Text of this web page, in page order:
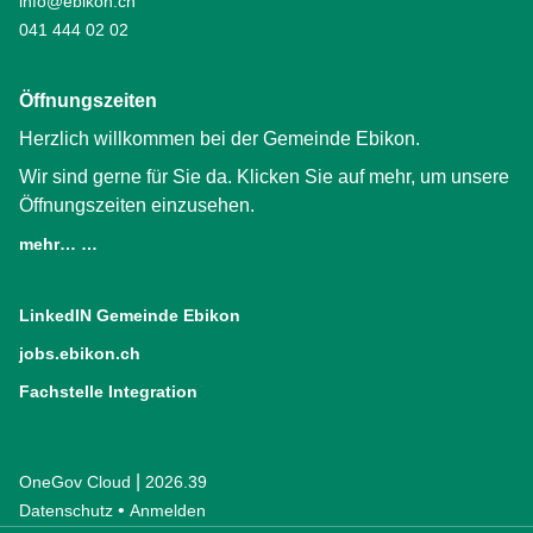
041 444 02 02
Öffnungszeiten
Herzlich willkommen bei der Gemeinde Ebikon.
Wir sind gerne für Sie da. Klicken Sie auf mehr, um unsere
Öffnungszeiten einzusehen.
mehr… …
LinkedIN Gemeinde Ebikon
jobs.ebikon.ch
Fachstelle Integration
OneGov Cloud (External Link)
2026.39
Datenschutz (External Link)
Anmelden